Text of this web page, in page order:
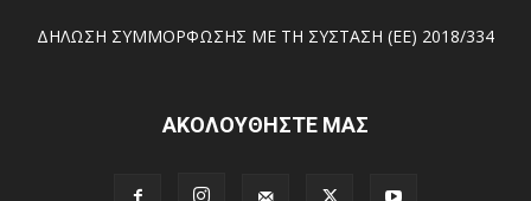
ΔΗΛΩΣΗ ΣΥΜΜΟΡΦΩΣΗΣ ΜΕ ΤΗ ΣΥΣΤΑΣΗ (ΕΕ) 2018/334
ΑΚΟΛΟΥΘΗΣΤΕ ΜΑΣ